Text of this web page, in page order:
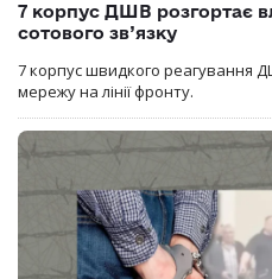
7 корпус ДШВ розгортає
сотового зв’язку
7 корпус швидкого реагування
мережу на лінії фронту.